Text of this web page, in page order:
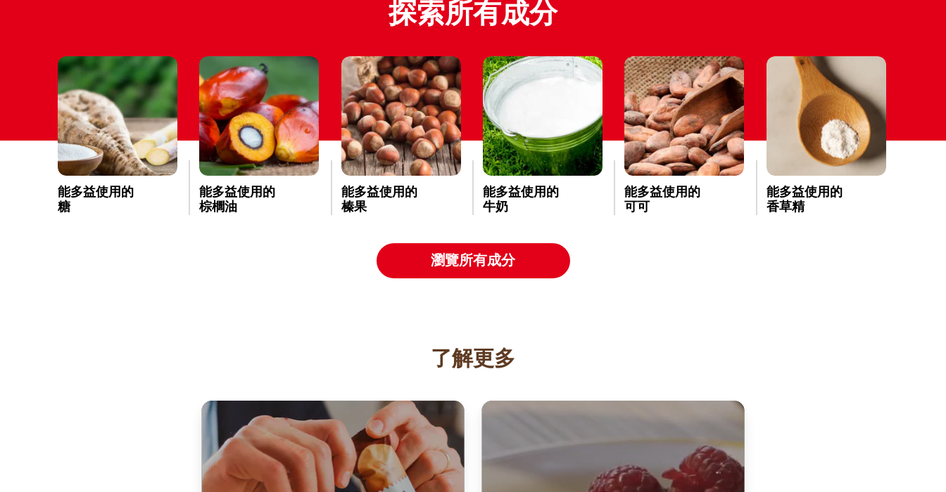
探索所有成分
能多益使用的
糖
能多益使用的
棕櫚油
能多益使用的
榛果
能多益使用的
牛奶
能多益使用的
可可
能多益使用的
香草精
瀏覽所有成分
了解更多